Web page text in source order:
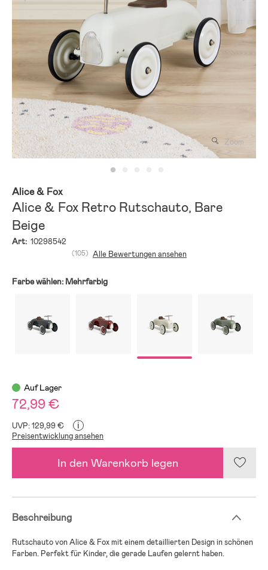
Zoom
Alice & Fox
Alice & Fox Retro Rutschauto, Bare
Beige
Art: 10298542
(105) Alle Bewertungen ansehen
Farbe wählen: Mehrfarbig
Auf Lager
72,99 €
UVP: 129,99 € i
Preisentwicklung ansehen
In den Warenkorb legen
Beschreibung
Rutschauto von Alice & Fox mit einem detaillierten Design in schönen
Farben. Perfekt für Kinder, die gerade Laufen gelernt haben.